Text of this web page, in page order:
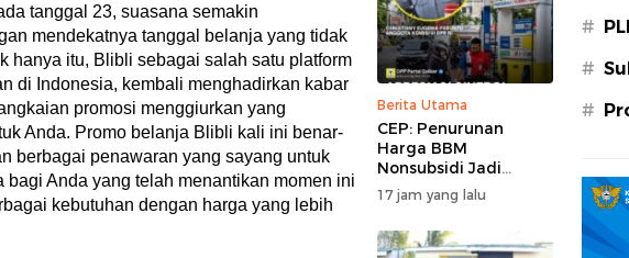
tanggal 23, suasana semakin
mendekatnya tanggal belanja yang tidak
hanya itu, Blibli sebagai salah satu platform
di Indonesia, kembali menghadirkan kabar
promosi menggiurkan yang
Anda. Promo belanja Blibli kali ini benar-
berbagai penawaran yang sayang untuk
bagi Anda yang telah menantikan momen ini
kebutuhan dengan harga yang lebih
Berita Utama
CEP: Penurunan
Harga BBM
Nonsubsidi Jadi
Stimulus Positif bagi
Dunia Usaha dan
Pertumbuhan
Ekonomi
17 jam yang lalu
#
#
#